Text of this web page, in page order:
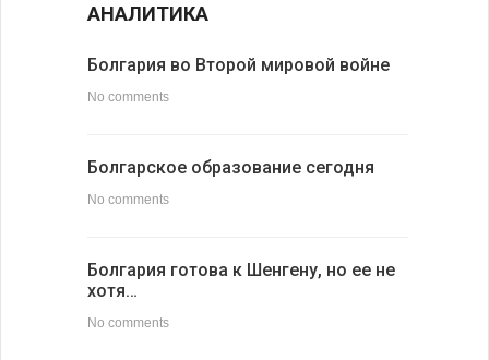
АНАЛИТИКА
Болгария во Второй мировой войне
No comments
Болгарское образование сегодня
No comments
Болгария готова к Шенгену, но ее не
хотя…
No comments